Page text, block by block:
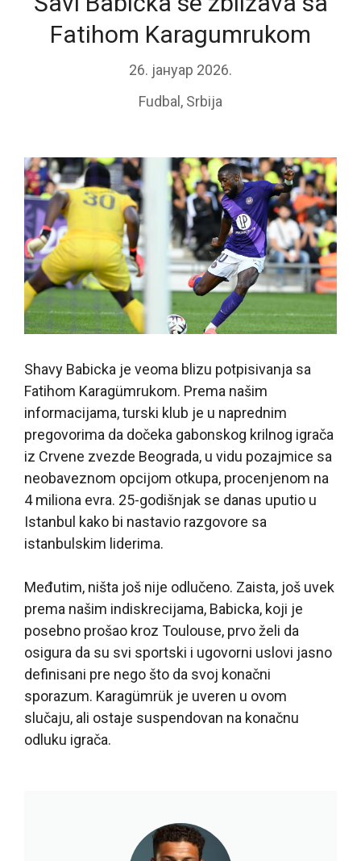
Fatihom Karagumrukom
26. јануар 2026.
Fudbal , Srbija
Shavy Babicka je veoma blizu potpisivanja sa
Fatihom Karagümrukom. Prema našim
informacijama, turski klub je u naprednim
pregovorima da dočeka gabonskog krilnog igrača
iz Crvene zvezde Beograda, u vidu pozajmice sa
neobaveznom opcijom otkupa, procenjenom na
4 miliona evra. 25-godišnjak se danas uputio u
Istanbul kako bi nastavio razgovore sa
istanbulskim liderima.
Međutim, ništa još nije odlučeno. Zaista, još uvek
prema našim indiskrecijama, Babicka, koji je
posebno prošao kroz Toulouse, prvo želi da
osigura da su svi sportski i ugovorni uslovi jasno
definisani pre nego što da svoj konačni
sporazum. Karagümrük je uveren u ovom
slučaju, ali ostaje suspendovan na konačnu
odluku igrača.